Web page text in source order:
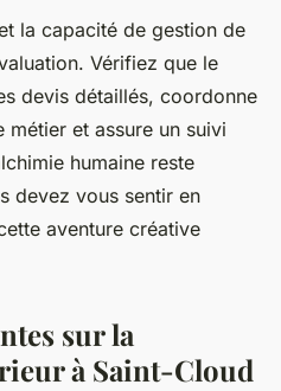
la capacité de gestion de
Vérifiez que le
devis détaillés, coordonne
et assure un suivi
humaine reste
devez vous sentir en
aventure créative
sur la
à Saint-Cloud